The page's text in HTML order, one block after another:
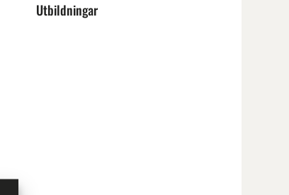
Utbildningar